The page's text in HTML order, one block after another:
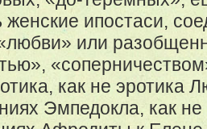
женские ипостаси,
или
как не эротика
Эмпедокла, как не